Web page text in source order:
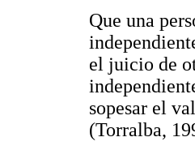
Que una
el juicio de
sopesar el
(Torralba,